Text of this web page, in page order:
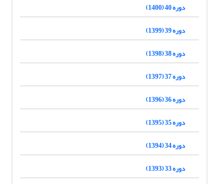
دوره 40 (1400)
دوره 39 (1399)
دوره 38 (1398)
دوره 37 (1397)
دوره 36 (1396)
دوره 35 (1395)
دوره 34 (1394)
دوره 33 (1393)